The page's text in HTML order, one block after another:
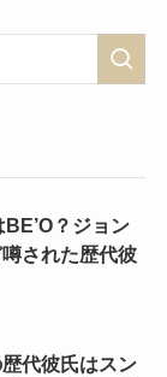
？ジョン
された歴代彼
代彼氏はスン